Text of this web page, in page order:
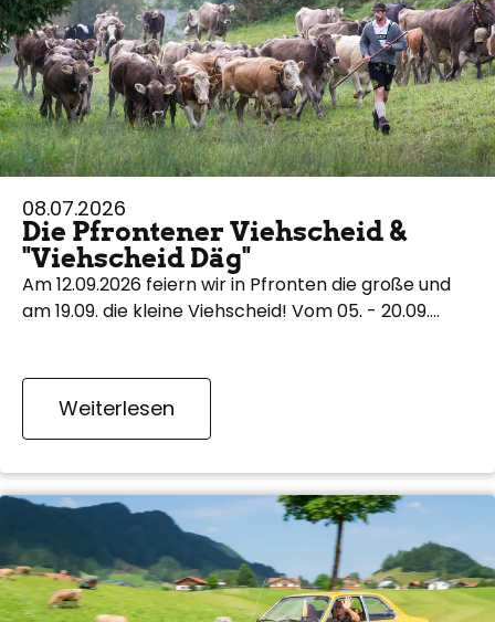
08.07.2026
Die Pfrontener Viehscheid &
"Viehscheid Däg"
Am 12.09.2026 feiern wir in Pfronten die große und
am 19.09. die kleine Viehscheid! Vom 05. - 20.09.…
Weiterlesen